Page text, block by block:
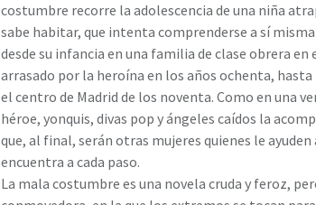
costumbre recorre la adolescencia de una niña
sabe habitar, que intenta comprenderse a sí misma
desde su infancia en una familia de clase obrera en
arrasado por la heroína en los años ochenta,
el centro de Madrid de los noventa. Como en una
héroe, yonquis, divas pop y ángeles caídos la
que, al final, serán otras mujeres quienes le
encuentra a cada paso.
La mala costumbre es una novela cruda y feroz,